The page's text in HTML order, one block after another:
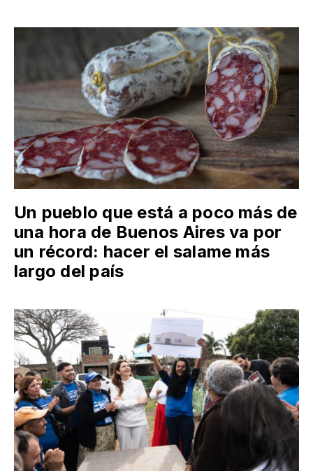
Un pueblo que está a poco más de
una hora de Buenos Aires va por
un récord: hacer el salame más
largo del país